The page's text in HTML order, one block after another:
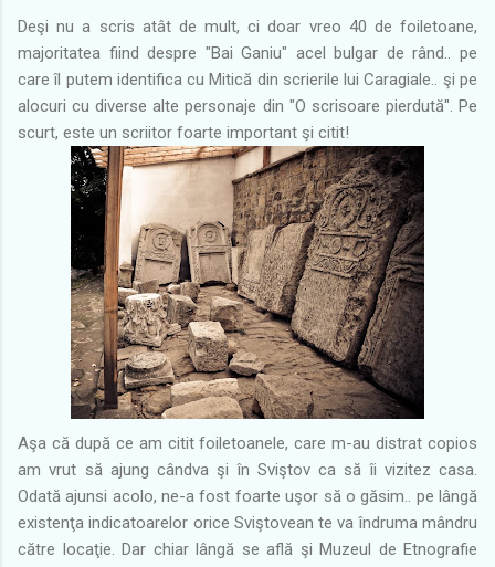
Deşi nu a scris atât de mult, ci doar vreo 40 de foiletoane,
majoritatea fiind despre "Bai Ganiu" acel bulgar de rând.. pe
care îl putem identifica cu Mitică din scrierile lui Caragiale.. şi pe
alocuri cu diverse alte personaje din "O scrisoare pierdută". Pe
scurt, este un scriitor foarte important şi citit!
Aşa că după ce am citit foiletoanele, care m-au distrat copios
am vrut să ajung cândva şi în Sviştov ca să îi vizitez casa.
Odată ajunsi acolo, ne-a fost foarte uşor să o găsim.. pe lângă
existenţa indicatoarelor orice Sviştovean te va îndruma mândru
către locaţie. Dar chiar lângă se află şi Muzeul de Etnografie